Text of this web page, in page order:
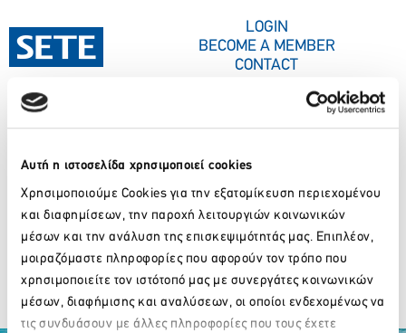
Αυτή η ιστοσελίδα χρησιμοποιεί cookies
Χρησιμοποιούμε Cookies για την εξατομίκευση περιεχομένου
και διαφημίσεων, την παροχή λειτουργιών κοινωνικών
μέσων και την ανάλυση της επισκεψιμότητάς μας. Επιπλέον,
μοιραζόμαστε πληροφορίες που αφορούν τον τρόπο που
χρησιμοποιείτε τον ιστότοπό μας με συνεργάτες κοινωνικών
μέσων, διαφήμισης και αναλύσεων, οι οποίοι ενδεχομένως να
τις συνδυάσουν με άλλες πληροφορίες που τους έχετε
LOGIN
BECOME A MEMBER
CONTACT
Νομός:FTHIOTIDA
ALEXAKIS HOTEL
EZA BEERS